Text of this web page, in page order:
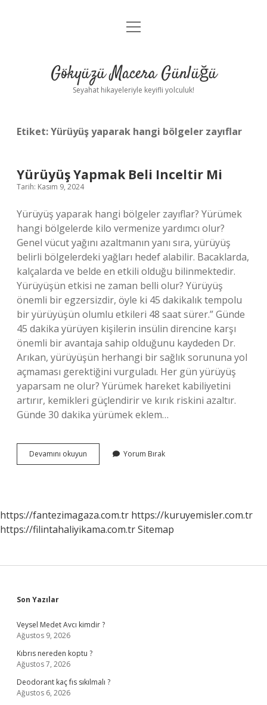
Anasayfa
Yasal Uyarı
menüyü
Gökyüzü Macera Günlüğü
Seyahat hikayeleriyle keyifli yolculuk!
Etiket:Yürüyüş yaparak hangi bölgeler zayıflar
Yürüyüş Yapmak Beli Inceltir Mi
Tarih: Kasım 9, 2024
Yürüyüş yaparak hangi bölgeler zayıflar? Yürümek
hangi bölgelerde kilo vermenize yardımcı olur?
Genel vücut yağını azaltmanın yanı sıra, yürüyüş
belirli bölgelerdeki yağları hedef alabilir. Bacaklarda,
kalçalarda ve belde en etkili olduğu bilinmektedir.
Yürüyüşün etkisi ne zaman belli olur? Yürüyüş
önemli bir egzersizdir, öyle ki 45 dakikalık tempolu
bir yürüyüşün olumlu etkileri 48 saat sürer.” Günde
45 dakika yürüyen kişilerin insülin direncine karşı
önemli bir avantaja sahip olduğunu kaydeden Dr.
Arıkan, yürüyüşün herhangi bir sağlık sorununa yol
açmaması gerektiğini vurguladı. Her gün yürüyüş
yaparsam ne olur? Yürümek hareket kabiliyetini
artırır, kemikleri güçlendirir ve kırık riskini azaltır.
Günde 30 dakika yürümek eklem…
Devamını okuyun Yürüyüş
Yapmak
Yorum Bırak
https://fantezimagaza.com.tr https://kuruyemisler.com.tr
https://filintahaliyikama.com.trSitemap
Sidebar
Son Yazılar
Veysel Medet Avcı kimdir ?
Ağustos 9, 2026
Kıbrıs nereden koptu ?
Ağustos 7, 2026
Deodorant kaç fıs sıkılmalı ?
Ağustos 6, 2026